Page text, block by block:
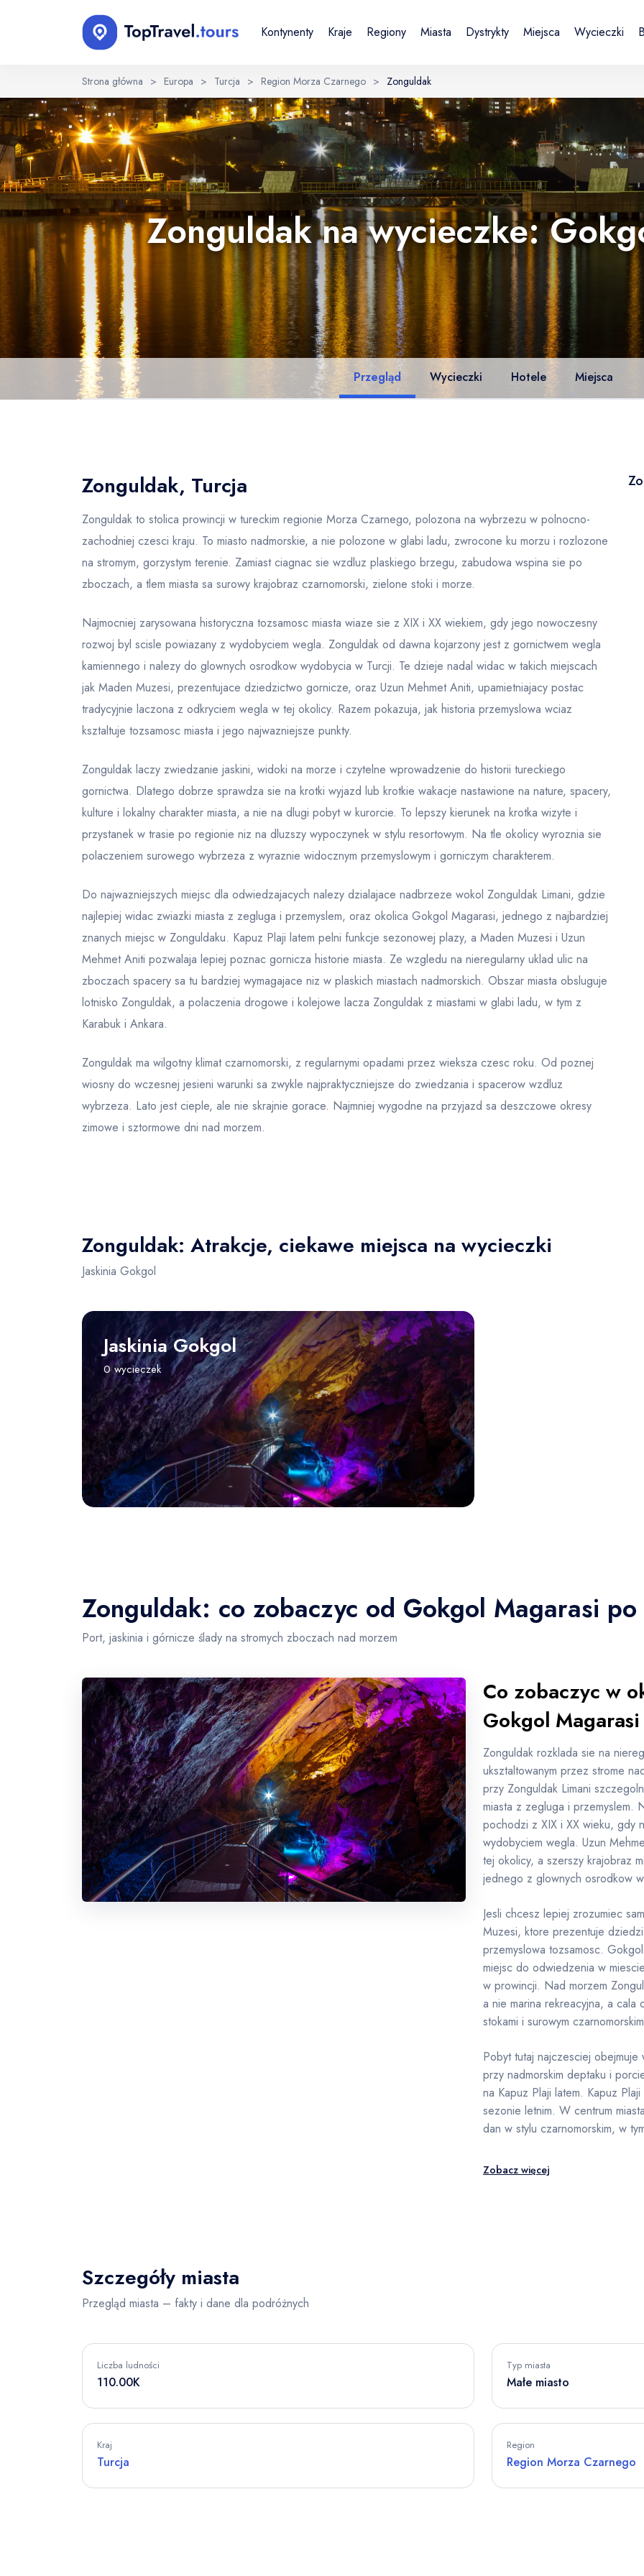
Kontynenty Kraje Regiony Miasta Dystrykty Miejsca Wycieczki
Strona główna > Europa > Turcja > Region Morza Czarnego > Zonguldak
Zonguldak na wycieczke:
Przegląd Wycieczki Hotele Miejsca
Zonguldak, Turcja
Zonguldak to stolica prowincji w tureckim regionie Morza Czarnego, polozona na wybrzezu w polnocno-
zachodniej czesci kraju. To miasto nadmorskie, a nie polozone w glabi ladu, zwrocone ku morzu i rozlozone
na stromym, gorzystym terenie. Zamiast ciagnac sie wzdluz plaskiego brzegu, zabudowa wspina sie po
zboczach, a tlem miasta sa surowy krajobraz czarnomorski, zielone stoki i morze.
Najmocniej zarysowana historyczna tozsamosc miasta wiaze sie z XIX i XX wiekiem, gdy jego nowoczesny
rozwoj byl scisle powiazany z wydobyciem wegla. Zonguldak od dawna kojarzony jest z gornictwem wegla
kamiennego i nalezy do glownych osrodkow wydobycia w Turcji. Te dzieje nadal widac w takich miejscach
jak Maden Muzesi, prezentujace dziedzictwo gornicze, oraz Uzun Mehmet Aniti, upamietniajacy postac
tradycyjnie laczona z odkryciem wegla w tej okolicy. Razem pokazuja, jak historia przemyslowa wciaz
ksztaltuje tozsamosc miasta i jego najwazniejsze punkty.
Zonguldak laczy zwiedzanie jaskini, widoki na morze i czytelne wprowadzenie do historii tureckiego
gornictwa. Dlatego dobrze sprawdza sie na krotki wyjazd lub krotkie wakacje nastawione na nature, spacery,
kulture i lokalny charakter miasta, a nie na dlugi pobyt w kurorcie. To lepszy kierunek na krotka wizyte i
przystanek w trasie po regionie niz na dluzszy wypoczynek w stylu resortowym. Na tle okolicy wyroznia sie
polaczeniem surowego wybrzeza z wyraznie widocznym przemyslowym i gorniczym charakterem.
Do najwazniejszych miejsc dla odwiedzajacych nalezy dzialajace nadbrzeze wokol Zonguldak Limani, gdzie
najlepiej widac zwiazki miasta z zegluga i przemyslem, oraz okolica Gokgol Magarasi, jednego z najbardziej
znanych miejsc w Zonguldaku. Kapuz Plaji latem pelni funkcje sezonowej plazy, a Maden Muzesi i Uzun
Mehmet Aniti pozwalaja lepiej poznac gornicza historie miasta. Ze wzgledu na nieregularny uklad ulic na
zboczach spacery sa tu bardziej wymagajace niz w plaskich miastach nadmorskich. Obszar miasta obsluguje
lotnisko Zonguldak, a polaczenia drogowe i kolejowe lacza Zonguldak z miastami w glabi ladu, w tym z
Karabuk i Ankara.
Zonguldak ma wilgotny klimat czarnomorski, z regularnymi opadami przez wieksza czesc roku. Od poznej
wiosny do wczesnej jesieni warunki sa zwykle najpraktyczniejsze do zwiedzania i spacerow wzdluz
wybrzeza. Lato jest cieple, ale nie skrajnie gorace. Najmniej wygodne na przyjazd sa deszczowe okresy
zimowe i sztormowe dni nad morzem.
Zonguldak: Atrakcje, ciekawe miejsca na wycieczki
Jaskinia Gokgol
Jaskinia Gokgol
0 wycieczek
Zonguldak: co zobaczyc od Gokgol Magarasi
Port, jaskinia i górnicze ślady na stromych zboczach nad morzem
Co zobaczyc w
Gokgol Magarasi
Zonguldak rozklada sie na
uksztaltowanym przez strome
przy Zonguldak Limani
miasta z zegluga i przemyslem.
pochodzi z XIX i XX wieku, gdy
wydobyciem wegla. Uzun
tej okolicy, a szerszy krajobraz
jednego z glownych osrodkow
Jesli chcesz lepiej zrozumiec
Muzesi, ktore prezentuje
przemyslowa tozsamosc.
miejsc do odwiedzenia w
w prowincji. Nad morzem
a nie marina rekreacyjna, a cala
stokami i surowym
Pobyt tutaj najczesciej
przy nadmorskim deptaku i
na Kapuz Plaji latem. Kapuz
sezonie letnim. W centrum
dan w stylu czarnomorskim, w
Zobacz więcej
Szczegóły miasta
Przegląd miasta – fakty i dane dla podróżnych
Liczba ludności
110.00K
Typ miasta
Małe miasto
Kraj
Turcja
Region
Region Morza Czarnego
Wybierz język
EN
English
RU
Русский
UK
Українська
DE
Deutsch
Sign in or create account
Zakładając konto, akceptujesz Regulamin i Politykę prywatności.
E-mail
Continue with email